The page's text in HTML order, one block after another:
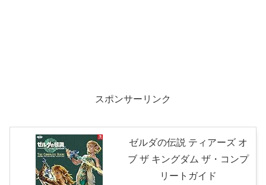
スポンサーリンク
ゼルダの伝説 ティアーズ オ
ブ ザ キングダム ザ・コンプ
リートガイド